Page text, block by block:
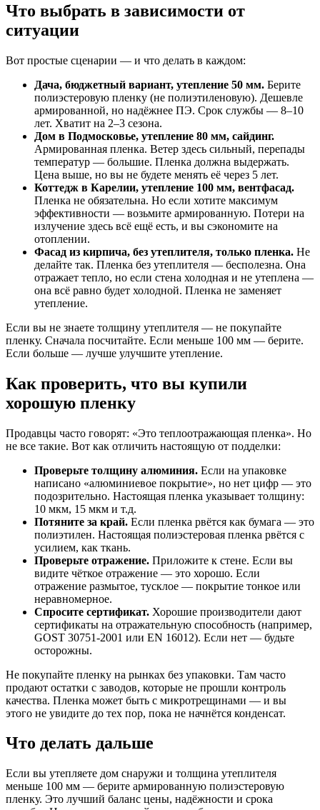
Что выбрать в зависимости от
ситуации
Вот простые сценарии — и что делать в каждом:
Дача, бюджетный вариант, утепление 50 мм. Берите
полиэстеровую пленку (не полиэтиленовую). Дешевле
армированной, но надёжнее ПЭ. Срок службы — 8–10
лет. Хватит на 2–3 сезона.
Дом в Подмосковье, утепление 80 мм, сайдинг.
Армированная пленка. Ветер здесь сильный, перепады
температур — большие. Пленка должна выдержать.
Цена выше, но вы не будете менять её через 5 лет.
Коттедж в Карелии, утепление 100 мм, вентфасад.
Пленка не обязательна. Но если хотите максимум
эффективности — возьмите армированную. Потери на
излучение здесь всё ещё есть, и вы сэкономите на
отоплении.
Фасад из кирпича, без утеплителя, только пленка. Не
делайте так. Пленка без утеплителя — бесполезна. Она
отражает тепло, но если стена холодная и не утеплена —
она всё равно будет холодной. Пленка не заменяет
утепление.
Если вы не знаете толщину утеплителя — не покупайте
пленку. Сначала посчитайте. Если меньше 100 мм — берите.
Если больше — лучше улучшите утепление.
Как проверить, что вы купили
хорошую пленку
Продавцы часто говорят: «Это теплоотражающая пленка». Но
не все такие. Вот как отличить настоящую от подделки:
Проверьте толщину алюминия. Если на упаковке
написано «алюминиевое покрытие», но нет цифр — это
подозрительно. Настоящая пленка указывает толщину:
10 мкм, 15 мкм и т.д.
Потяните за край. Если пленка рвётся как бумага — это
полиэтилен. Настоящая полиэстеровая пленка рвётся с
усилием, как ткань.
Проверьте отражение. Приложите к стене. Если вы
видите чёткое отражение — это хорошо. Если
отражение размытое, тусклое — покрытие тонкое или
неравномерное.
Спросите сертификат. Хорошие производители дают
сертификаты на отражательную способность (например,
GOST 30751-2001 или EN 16012). Если нет — будьте
осторожны.
Не покупайте пленку на рынках без упаковки. Там часто
продают остатки с заводов, которые не прошли контроль
качества. Пленка может быть с микротрещинами — и вы
этого не увидите до тех пор, пока не начнётся конденсат.
Что делать дальше
Если вы утепляете дом снаружи и толщина утеплителя
меньше 100 мм — берите армированную полиэстеровую
пленку. Это лучший баланс цены, надёжности и срока